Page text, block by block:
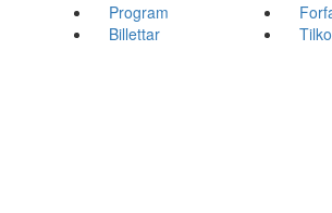
Program
Billettar